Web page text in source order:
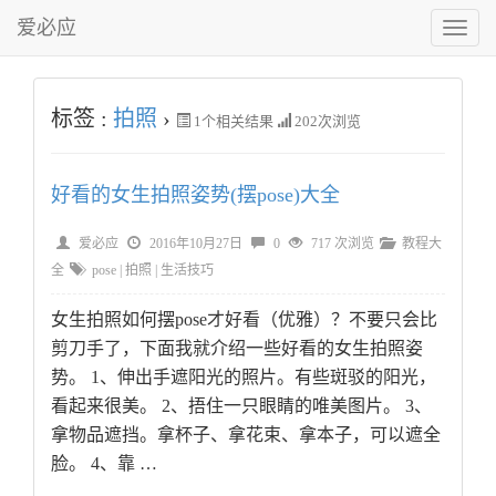
切
换
菜
爱必应
标签 : 拍照 › 1个相关结果 202次浏览
好看的女生拍照姿势(摆pose)大全
爱必应 2016年10月27日 0 717 次浏览
教程大
全
pose 拍照 生活技巧
女生拍照如何摆pose才好看（优雅）？不要只会比
剪刀手了，下面我就介绍一些好看的女生拍照姿
势。 1、伸出手遮阳光的照片。有些斑驳的阳光，
看起来很美。 2、捂住一只眼睛的唯美图片。 3、
拿物品遮挡。拿杯子、拿花束、拿本子，可以遮全
脸。 4、靠 …